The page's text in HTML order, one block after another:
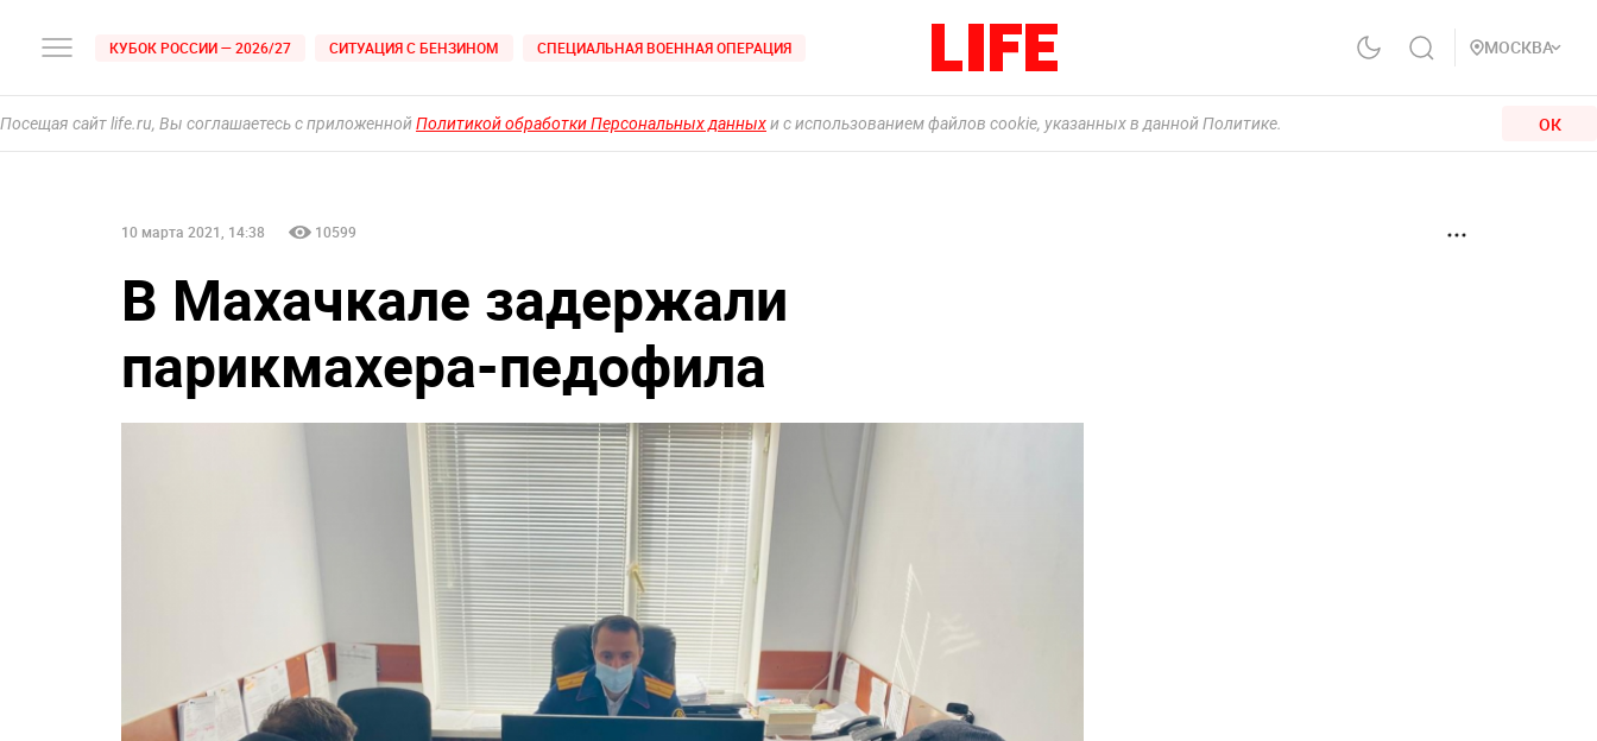
КУБОК РОССИИ — 2026/27 СИТУАЦИЯ С БЕНЗИНОМ СПЕЦИАЛЬНАЯ ВОЕННАЯ ОПЕРАЦИЯ МОСКВА
Посещая сайт life.ru, Вы соглашаетесь с приложеннойПолитикой обработки Персональных данныхи с использованием файлов cookie, указанных в данной Политике. ОК
10 марта 2021, 14:38 10599
В Махачкале задержали
парикмахера-педофила